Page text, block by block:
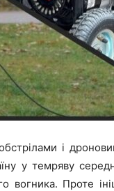
і
у темряву
Проте